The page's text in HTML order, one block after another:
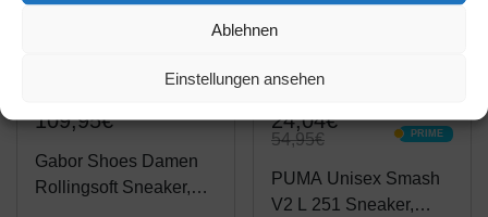
Ablehnen
Einstellungen ansehen
109,95€
Gabor Shoes Damen
Rollingsoft Sneaker,
Amazon.de
24,04€
54,95€ PRIME
PRIME
PUMA Unisex Smash
V2 L 251 Sneaker,